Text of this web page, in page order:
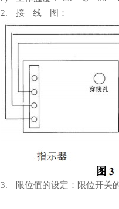
2. 接 线 图：
3. 限位值的设定：限位开